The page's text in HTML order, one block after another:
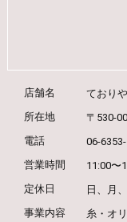
店舗名
ておりや
所在地
〒530-
電話
06-
営業時間
11:00〜
定休日
日、月
事業内容
糸・オ